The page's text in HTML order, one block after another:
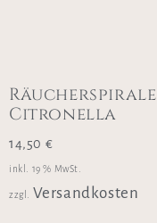
Räucherspirale
Citronella
14,50 €
inkl. 19 % MwSt.
zzgl. Versandkosten